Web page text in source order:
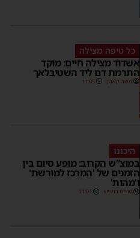
כל טיפה מצילה
אשדוד מצילה חיים: מוקד
התרמת דם ליד השטיבלאך
משה קאהן 11:05
היכונו
במוצ”ש הקרוב: מופע סיום בין
הזמנים של 'המרכז למורשת'
ו'מהות'
מנחם דויטש 11:01